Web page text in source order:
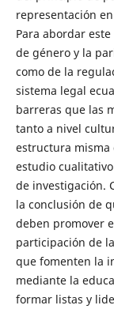
representación
Para abordar
de género y la
como de la
sistema legal
barreras que las
tanto a nivel
estructura misma
estudio
de investigación.
la conclusión de
deben promover
participación de
que fomenten la
mediante la
formar listas y